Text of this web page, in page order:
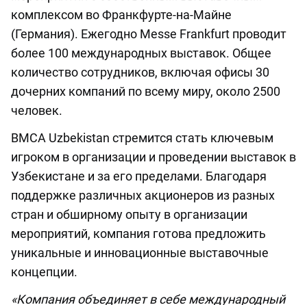
комплексом во Франкфурте-на-Майне
(Германия). Ежегодно Messe Frankfurt проводит
более 100 международных выставок. Общее
количество сотрудников, включая офисы 30
дочерних компаний по всему миру, около 2500
человек.
BMCA Uzbekistan стремится стать ключевым
игроком в организации и проведении выставок в
Узбекистане и за его пределами. Благодаря
поддержке различных акционеров из разных
стран и обширному опыту в организации
мероприятий, компания готова предложить
уникальные и инновационные выставочные
концепции.
«Компания объединяет в себе международный